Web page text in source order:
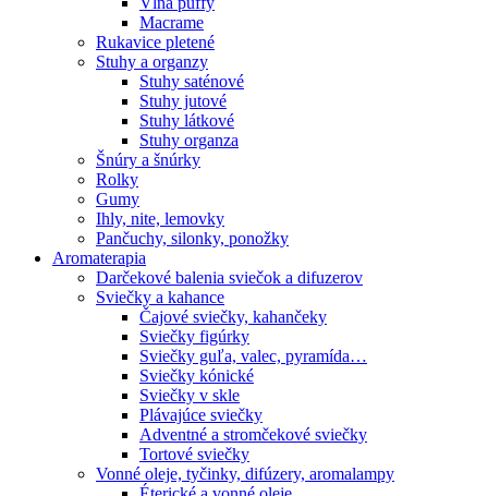
Macrame
Rukavice pletené
Stuhy a organzy
Stuhy saténové
Stuhy jutové
Stuhy látkové
Stuhy organza
Šnúry a šnúrky
Rolky
Gumy
Ihly, nite, lemovky
Pančuchy, silonky, ponožky
Aromaterapia
Darčekové balenia sviečok a difuzerov
Sviečky a kahance
Čajové sviečky, kahančeky
Sviečky figúrky
Sviečky guľa, valec, pyramída…
Sviečky kónické
Sviečky v skle
Plávajúce sviečky
Adventné a stromčekové sviečky
Tortové sviečky
Vonné oleje, tyčinky, difúzery, aromalampy